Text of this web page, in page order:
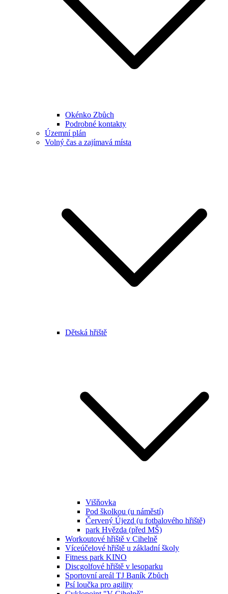
Okénko Zbůch
Podrobné kontakty
Územní plán
Volný čas a zajímavá místa
Dětská hřiště
Višňovka
Pod školkou (u náměstí)
Červený Újezd (u fotbalového hřiště)
park Hvězda (před MŠ)
Workoutové hřiště v Cihelně
Víceúčelové hřiště u základní školy
Fitness park KINO
Discgolfové hřiště v lesoparku
Sportovní areál TJ Baník Zbůch
Psí loučka pro agility